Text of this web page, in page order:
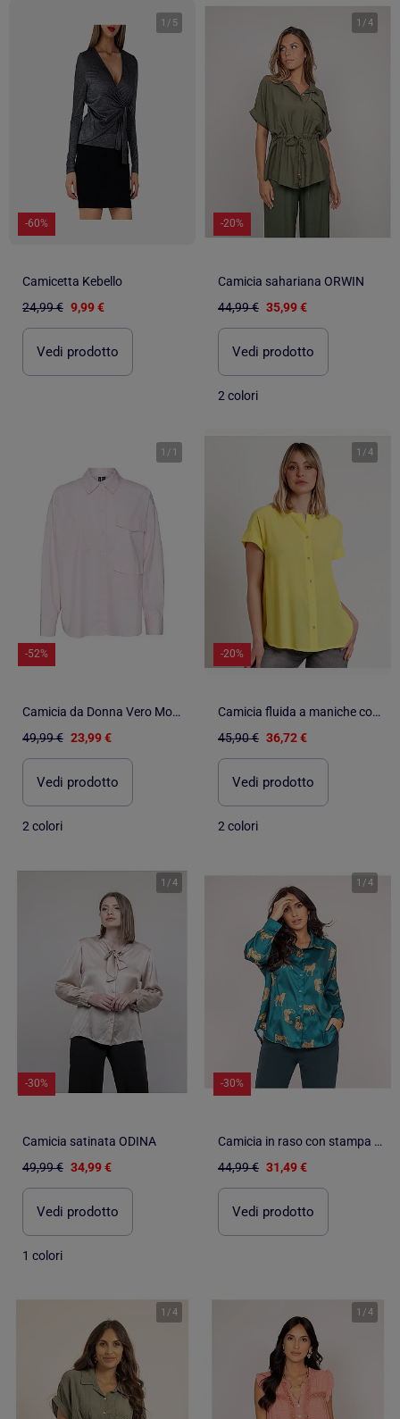
1 / 5
-60%
Camicetta Kebello
24,99 € 9,99 €
Vedi prodotto
1 /4
-20%
Camicia sahariana ORWIN
44,99 € 35,99 €
Vedi prodotto
2 colori
1 / 1
-52%
Camicia da Donna Vero Moda Elegante
49,99 € 23,99 €
Vedi prodotto
2 colori
1 /4
-20%
Camicia fluida a maniche corte da donna ADMAS
45,90 € 36,72 €
Vedi prodotto
2 colori
1 /4
-30%
Camicia satinata ODINA
49,99 € 34,99 €
Vedi prodotto
1 colori
1 /4
-30%
Camicia in raso con stampa ORACIO
44,99 € 31,49 €
Vedi prodotto
1 /4 1 /4